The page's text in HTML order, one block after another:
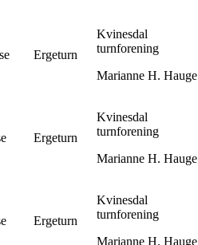
Ergeturn
Kvinesdal
turnforening
Marianne H. Hauge
Ergeturn
Kvinesdal
turnforening
Marianne H. Hauge
Ergeturn
Kvinesdal
turnforening
Marianne H. Hauge